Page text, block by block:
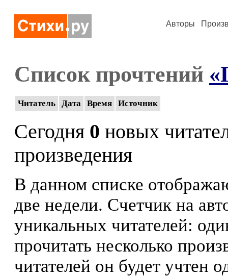
Авторы
Список прочтений
Читатель Дата Время Источник
Сегодня 0 новых
произведения
В данном списке
две недели. Счетчик на
уникальных читателей:
прочитать несколько
читателей он будет учтен